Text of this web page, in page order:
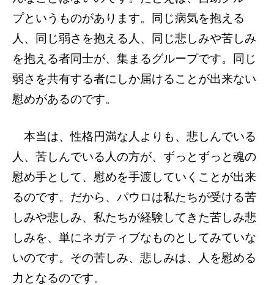
プというものがあります。同じ病気を抱える
人、同じ弱さを抱える人、同じ悲しみや苦しみ
を抱える者同士が、集まるグループです。同じ
弱さを共有する者にしか届けることが出来ない
慰めがあるのです。
本当は、性格円満な人よりも、悲しんでいる
人、苦しんでいる人の方が、ずっとずっと魂の
慰め手として、慰めを手渡していくことが出来
るのです。だから、パウロは私たちが受ける苦
しみや悲しみ、私たちが経験してきた苦しみ悲
しみを、単にネガティブなものとしてみていな
いのです。その苦しみ、悲しみは、人を慰める
力となるのです。